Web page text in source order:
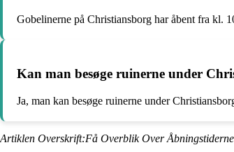
Gobelinerne på Christiansborg har åbent fra kl.
Kan man besøge ruinerne under
Ja, man kan besøge ruinerne under
Artiklen Overskrift:Få Overblik Over